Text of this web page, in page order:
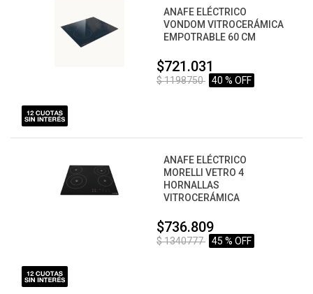
ANAFE ELÉCTRICO
VONDOM VITROCERÁMICA
EMPOTRABLE 60 CM
$721.031
$ 1198750 40 % OFF
ANAFE ELÉCTRICO
MORELLI VETRO 4
HORNALLAS
VITROCERÁMICA
$736.809
$ 1340777 45 % OFF